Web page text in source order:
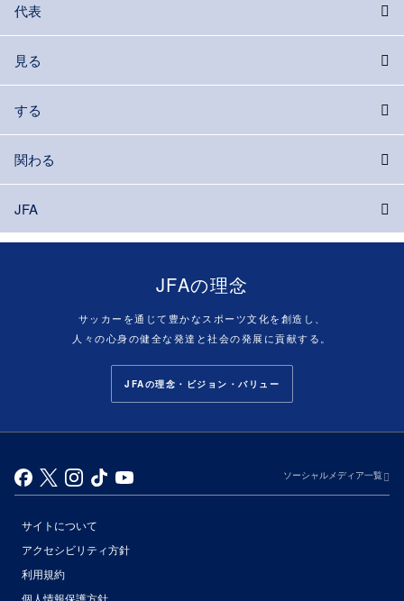
代表
見る
する
関わる
JFA
JFAの理念
サッカーを通じて豊かなスポーツ文化を創造し、
人々の心身の健全な発達と社会の発展に貢献する。
JFAの理念・ビジョン・バリュー
ソーシャルメディア一覧
サイトについて
アクセシビリティ方針
利用規約